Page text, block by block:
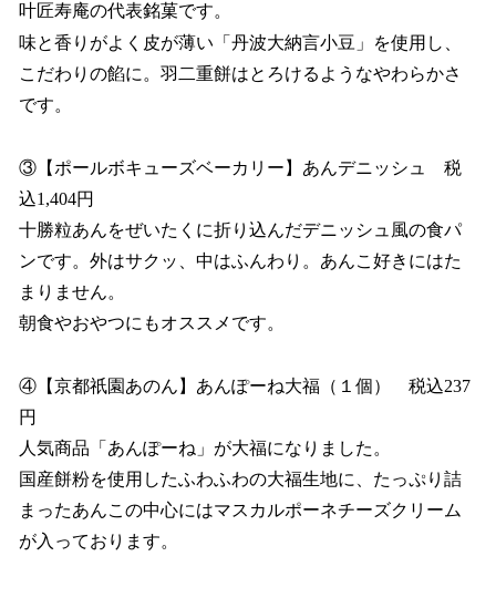
叶匠寿庵の代表銘菓です。
味と香りがよく皮が薄い「丹波大納言小豆」を使用し、
こだわりの餡に。羽二重餅はとろけるようなやわらかさ
です。
③【ポールボキューズベーカリー】あんデニッシュ 税
込1,404円
⼗勝粒あんをぜいたくに折り込んだデニッシュ⾵の⾷パ
ンです。外はサクッ、中はふんわり。あんこ好きにはた
まりません。
朝⾷やおやつにもオススメです。
④【京都祇園あのん】あんぽーね大福（１個） 税込237
円
人気商品「あんぽーね」が大福になりました。
国産餅粉を使用したふわふわの大福生地に、たっぷり詰
まったあんこの中心にはマスカルポーネチーズクリーム
が入っております。